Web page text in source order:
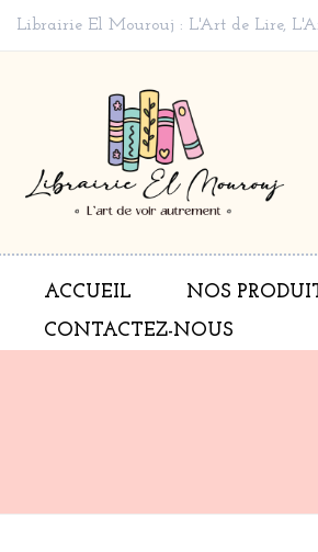
Librairie El Mourouj : L'Art de Lire,
ACCUEIL NOS
CONTACTEZ-NOUS